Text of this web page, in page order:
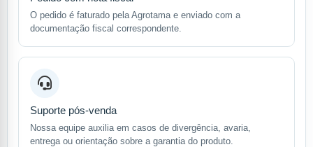
O pedido é faturado pela Agrotama e enviado com a
documentação fiscal correspondente.
Suporte pós-venda
Nossa equipe auxilia em casos de divergência, avaria,
entrega ou orientação sobre a garantia do produto.